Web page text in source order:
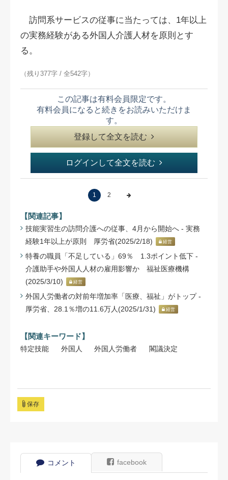
訪問系サービスの従事に当たっては、1年以上
の実務経験がある外国人介護人材を原則とす
る。
（残り377字 / 全542字）
この記事は有料会員限定です。
有料会員になると続きをお読みいただけま
す。
登録して全文を読む
ログインして全文を読む
1 2
【関連記事】
技能実習生の訪問介護への従事、4月から開始へ - 実務
経験1年以上が原則 厚労省(2025/2/18)
経営
特養の職員「不足している」69％ 1.3ポイント低下 -
介護助手や外国人人材の雇用影響か 福祉医療機構
(2025/3/10)
経営
外国人労働者の対前年増加率「医療、福祉」がトップ -
厚労省、28.1％増の11.6万人(2025/1/31)
経営
【関連キーワード】
特定技能 外国人 外国人労働者 閣議決定
保存
コメント facebook